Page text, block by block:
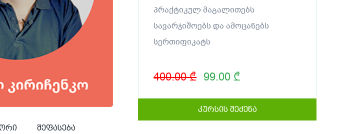
შეფასება
პრაქტიკულ მაგალითებს
სავარჯიშოებს და ამოცანებს
სერთიფიკატს
400.00 ₾ 99.00 ₾
კურსის შეძენა